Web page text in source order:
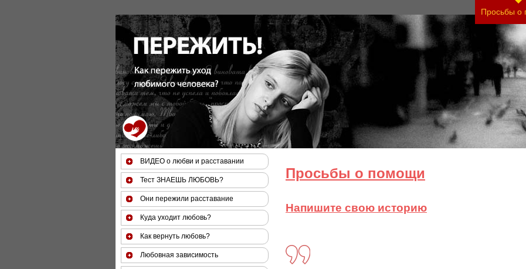
За 50 минут Вы можете оценить тяжесть своего состояния и его психологическиеПросьбы о
Просьбы о помощи
Напишите свою историю
ВИДЕО о любви и расставании
Тест ЗНАЕШЬ ЛЮБОВЬ?
Они пережили расставание
Куда уходит любовь?
Как вернуть любовь?
Любовная зависимость